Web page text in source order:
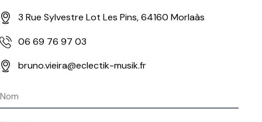
3 Rue Sylvestre Lot Les Pins, 64160 Morlaàs
06 69 76 97 03
bruno.vieira@eclectik-musik.fr